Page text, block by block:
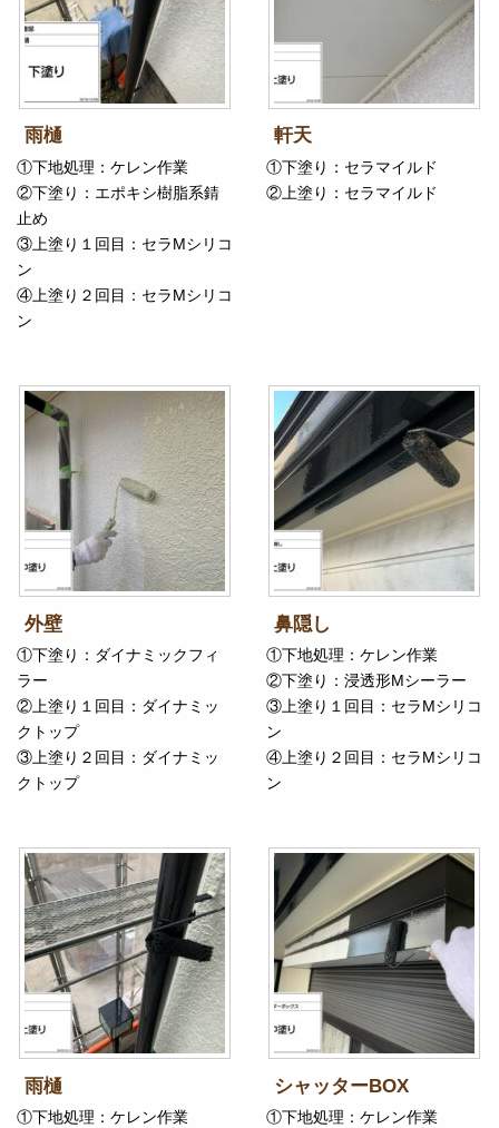
雨樋
①下地処理：ケレン作業
②下塗り：エポキシ樹脂系錆
止め
③上塗り１回目：セラMシリコ
ン
④上塗り２回目：セラMシリコ
ン
軒天
①下塗り：セラマイルド
②上塗り：セラマイルド
外壁
①下塗り：ダイナミックフィ
ラー
②上塗り１回目：ダイナミッ
クトップ
③上塗り２回目：ダイナミッ
クトップ
鼻隠し
①下地処理：ケレン作業
②下塗り：浸透形Mシーラー
③上塗り１回目：セラMシリコ
ン
④上塗り２回目：セラMシリコ
ン
雨樋
①下地処理：ケレン作業
シャッターBOX
①下地処理：ケレン作業